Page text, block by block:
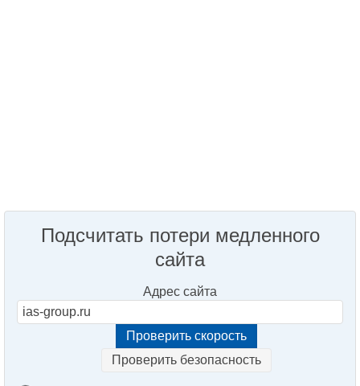
Подсчитать потери медленного
сайта
Адрес сайта
Проверить безопасность